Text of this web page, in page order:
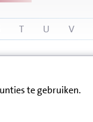
T U V
te gebruiken.